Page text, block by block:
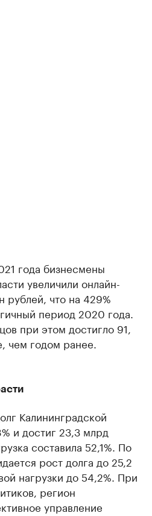
года бизнесмены
увеличили онлайн-
что на 429%
период 2020 года.
при этом достигло 91,
чем годом ранее.
Калининградской
и достиг 23,3 млрд
составила 52,1%. По
рост долга до 25,2
нагрузки до 54,2%. При
регион
управление